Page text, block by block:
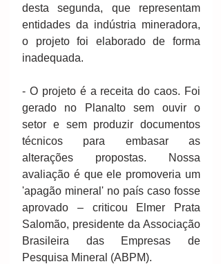
desta segunda, que representam
entidades da indústria mineradora,
o projeto foi elaborado de forma
inadequada.
- O projeto é a receita do caos. Foi
gerado no Planalto sem ouvir o
setor e sem produzir documentos
técnicos para embasar as
alterações propostas. Nossa
avaliação é que ele promoveria um
'apagão mineral' no país caso fosse
aprovado – criticou Elmer Prata
Salomão, presidente da Associação
Brasileira das Empresas de
Pesquisa Mineral (ABPM).